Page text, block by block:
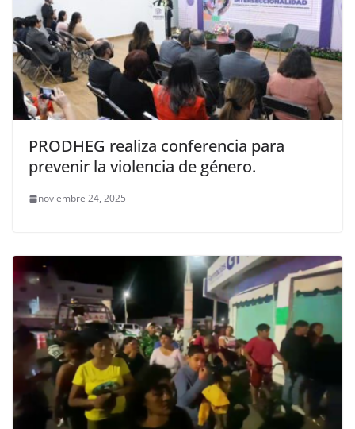
PRODHEG realiza conferencia para
prevenir la violencia de género.
noviembre 24, 2025